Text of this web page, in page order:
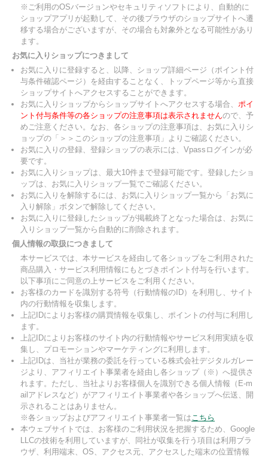
※ご利用のOSバージョンやセキュリティソフトにより、自動的に
ショップアプリが起動して、その後ブラウザのショップサイトへ遷
移する場合がございますが、その場合も対象外となる可能性があり
ます。
お気に入りショップにつきまして
お気に入りに登録すると、以降、ショップ詳細ページ（ポイント付
与条件確認ページ）を経由することなく、トップページ等から直接
ショップサイトへアクセスすることができます。
お気に入りショップからショップサイトへアクセスする場合、 ポイ
ント付与条件等の各ショップの注意事項は表示されませんので、予
めご注意ください。なお、各ショップの注意事項は、お気に入りシ
ョップの「＞＞このショップの注意事項」よりご確認ください。
お気に入りの登録、登録ショップの表示には、Vpassログインが必
要です。
お気に入りショップは、最大10件まで登録可能です。登録したショ
ップは、お気に入りショップ一覧でご確認ください。
お気に入りを解除するには、お気に入りショップ一覧から「お気に
入り解除」ボタンで解除してください。
お気に入りに登録したショップが掲載終了となった場合は、お気に
入りショップ一覧から自動的に削除されます。
個人情報の取扱につきまして
本サービスでは、本サービスを経由して各ショップをご利用された
商品購入・サービス利用情報にもとづきポイント付与を行います。
以下事項にご同意の上サービスをご利用ください。
お客様のカードを識別する符号（行動情報のID）を利用し、サイト
内の行動情報を収集します。
上記IDによりお客様の購買情報を収集し、ポイントの付与に利用し
ます。
上記IDによりお客様のサイト内の行動情報やサービス利用実績を収
集し、プロモーションやマーケティングに利用します。
上記IDは、当社が業務の委託を行っている株式会社デジタルガレー
ジより、アフィリエイト事業者を経由し各ショップ（※）へ提供さ
れます。ただし、当社よりお客様個人を識別できる個人情報（E-m
ailアドレスなど）がアフィリエイト事業者や各ショップへ伝送、開
示されることはありません。
※各ショップおよびアフィリエイト事業者一覧はこちら
本ウェブサイトでは、お客様のご利用状況を把握するため、Google
LLCの技術を利用していますが、同社が収集を行う項目は利用ブラ
ウザ、利用端末、OS、アクセス元、アクセスした端末の位置情報